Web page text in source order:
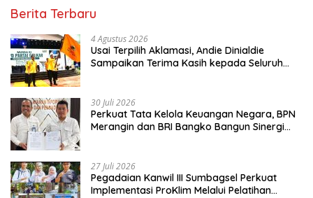
Berita Terbaru
4 Agustus 2026
Usai Terpilih Aklamasi, Andie Dinialdie
Sampaikan Terima Kasih kepada Seluruh
30 Juli 2026
Perkuat Tata Kelola Keuangan Negara, BPN
Merangin dan BRI Bangko Bangun Sinergi
27 Juli 2026
Pegadaian Kanwil III Sumbagsel Perkuat
Implementasi ProKlim Melalui Pelatihan